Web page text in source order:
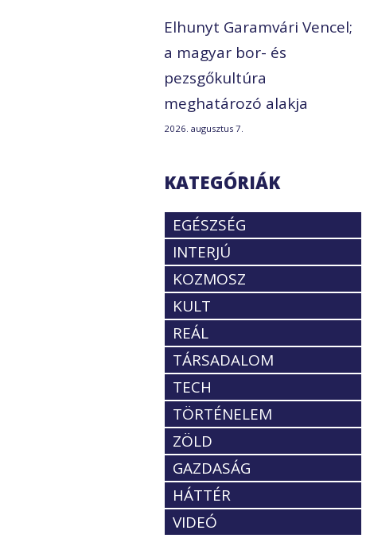
Elhunyt Garamvári Vencel;
a magyar bor- és
pezsgőkultúra
meghatározó alakja
2026. augusztus 7.
KATEGÓRIÁK
EGÉSZSÉG
INTERJÚ
KOZMOSZ
KULT
REÁL
TÁRSADALOM
TECH
TÖRTÉNELEM
ZÖLD
GAZDASÁG
HÁTTÉR
VIDEÓ